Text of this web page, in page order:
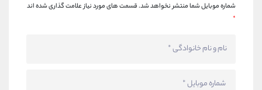
شماره موبایل شما منتشر نخواهد شد.قسمت های مورد نیاز علامت گذاری شده اند
*